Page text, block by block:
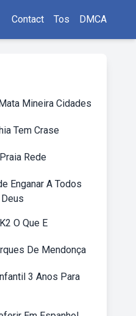
Contact Tos DMCA
Mineira Cidades
Tem Crase
Rede
Enganar A Todos
O Que E
De Mendonça
3 Anos Para